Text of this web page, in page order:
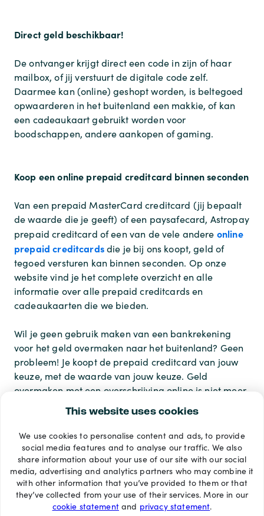
This website uses cookies
We use cookies to personalise content and ads, to provide
social media features and to analyse our traffic. We also
share information about your use of our site with our social
media, advertising and analytics partners who may combine it
with other information that you’ve provided to them or that
they’ve collected from your use of their services. More in our
cookie statementand privacy statement.
Direct geld beschikbaar!
De ontvanger krijgt direct een code in zijn of haar
mailbox, of jij verstuurt de digitale code zelf.
Daarmee kan (online) geshopt worden, is beltegoed
opwaarderen in het buitenland een makkie, of kan
een cadeaukaart gebruikt worden voor
boodschappen, andere aankopen of gaming.
Koop een online prepaid creditcard binnen seconden
Van een prepaid MasterCard creditcard (jij bepaalt
de waarde die je geeft) of een paysafecard, Astropay
prepaid creditcard of een van de vele andere online
prepaid creditcardsdie je bij ons koopt, geld of
tegoed versturen kan binnen seconden. Op onze
website vind je het complete overzicht en alle
informatie over alle prepaid creditcards en
cadeaukaarten die we bieden.
Wil je geen gebruik maken van een bankrekening
voor het geld overmaken naar het buitenland? Geen
probleem! Je koopt de prepaid creditcard van jouw
keuze, met de waarde van jouw keuze. Geld
overmaken met een overschrijving online is niet meer
Betaalmethoden